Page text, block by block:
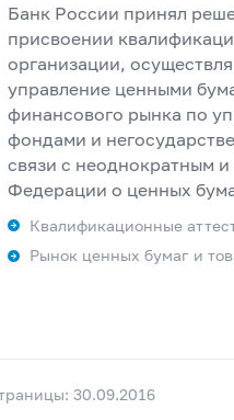
Банк России принял
присвоении
организации,
управление ценными
финансового рынка по
фондами и
связи с неоднократным
Федерации о ценных
Квалификационные
Рынок ценных бумаг и
30.09.2016